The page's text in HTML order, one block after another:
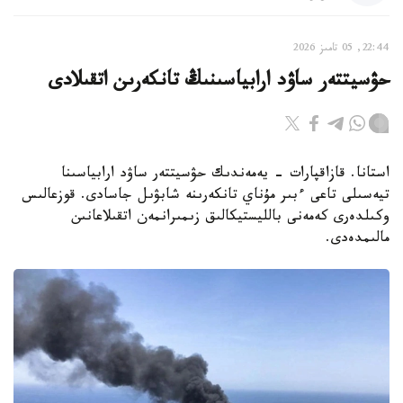
22:44, 05 تامىز 2026
حۋسيتتەر ساۋد ارابياسىنىڭ تانكەرىن اتقىلادى
استانا. قازاقپارات - يەمەندىك حۋسيتتەر ساۋد ارابياسىنا
تيەسىلى تاعى ءبىر مۇناي تانكەرىنە شابۋىل جاسادى. قوزعالىس
وكىلدەرى كەمەنى بالليستيكالىق زىمىرانمەن اتقىلاعانىن
مالىمدەدى.